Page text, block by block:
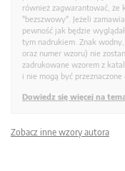
również zagwarantować, że
"bezszwowy". Jeżeli
pewność jak będzie
tym nadrukiem. Znak
oraz numer wzoru) nie
zadrukowane wzorem z
i nie mogą być przeznaczone
Dowiedz się więcej na
Zobacz inne wzory autora